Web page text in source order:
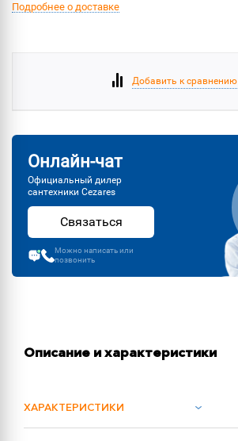
Подробнее о доставке
Добавить к сравнению
Онлайн-чат
Официальный дилер
сантехники Cezares
Связаться
Можно написать или
позвонить
Описание и характеристики
ХАРАКТЕРИСТИКИ